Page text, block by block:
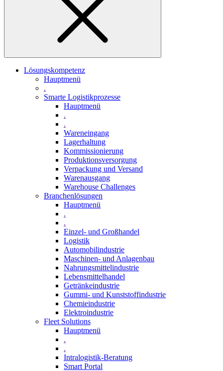
Lösungskompetenz
Hauptmenü
.
Smarte Logistikprozesse
Hauptmenü
.
.
Wareneingang
Lagerhaltung
Kommissionierung
Produktionsversorgung
Verpackung und Versand
Warenausgang
Warehouse Challenges
Branchenlösungen
Hauptmenü
.
.
Einzel- und Großhandel
Logistik
Automobilindustrie
Maschinen- und Anlagenbau
Nahrungsmittelindustrie
Lebensmittelhandel
Getränkeindustrie
Gummi­- und Kunststoffindustrie
Chemieindustrie
Elektroindustrie
Fleet Solutions
Hauptmenü
.
.
Intralogistik-Beratung
Smart Portal